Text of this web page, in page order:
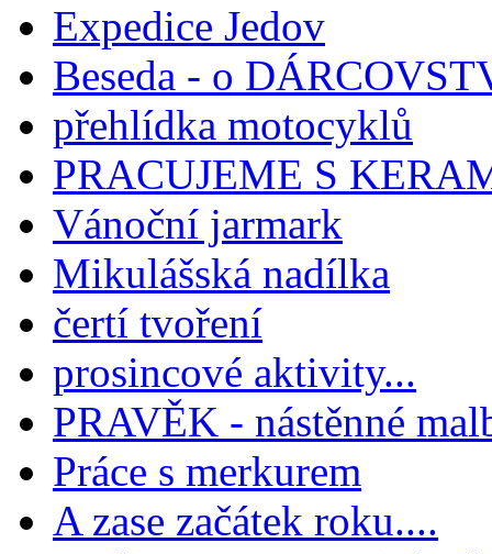
Expedice Jedov
Beseda - o
přehlídka motocyklů
PRACUJEME S
Vánoční jarmark
Mikulášská nadílka
čertí tvoření
prosincové aktivity...
PRAVĚK - nástěnné
Práce s merkurem
A zase začátek roku....